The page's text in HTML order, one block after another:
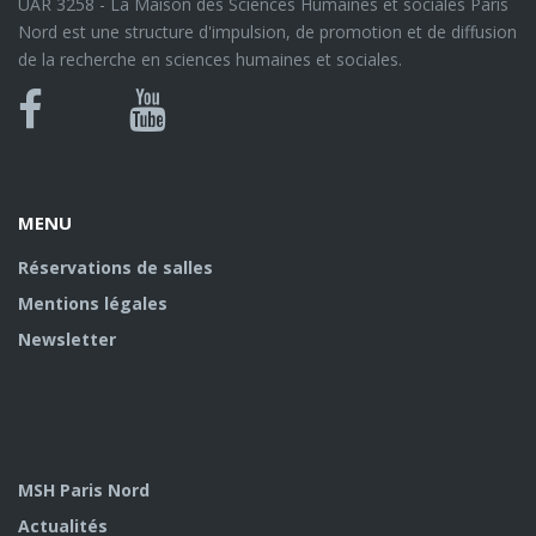
UAR 3258 - La Maison des Sciences Humaines et sociales Paris
Nord est une structure d'impulsion, de promotion et de diffusion
de la recherche en sciences humaines et sociales.
Bluesky
Canal
MENU
Réservations de salles
Mentions légales
Newsletter
MSH Paris Nord
Actualités